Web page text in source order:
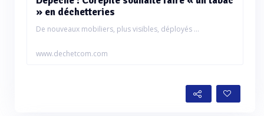
» en déchetteries
De nouveaux mobiliers, plus visibles, déployés ...
www.dechetcom.com